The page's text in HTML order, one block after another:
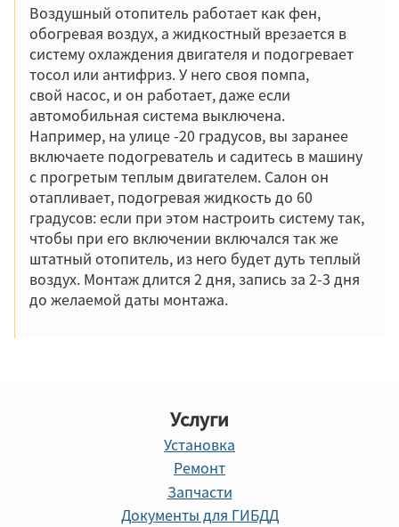
Воздушный отопитель работает как фен,
обогревая воздух, а жидкостный врезается в
систему охлаждения двигателя и подогревает
тосол или антифриз. У него своя помпа,
свой насос, и он работает, даже если
автомобильная система выключена.
Например, на улице -20 градусов, вы заранее
включаете подогреватель и садитесь в машину
с прогретым теплым двигателем. Салон он
отапливает, подогревая жидкость до 60
градусов: если при этом настроить систему так,
чтобы при его включении включался так же
штатный отопитель, из него будет дуть теплый
воздух. Монтаж длится 2 дня, запись за 2-3 дня
до желаемой даты монтажа.
Услуги
Установка
Ремонт
Запчасти
Документы для ГИБДД